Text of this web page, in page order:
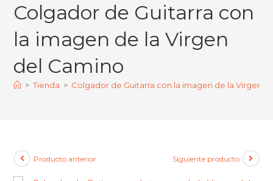
Colgador de Guitarra con
la imagen de la Virgen
del Camino
> Tienda > Colgador de Guitarra con la imagen de la Virgen
Producto anterior Siguiente producto